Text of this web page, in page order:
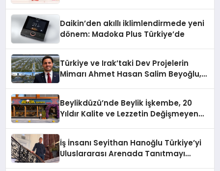
Daikin’den akıllı iklimlendirmede yeni
dönem: Madoka Plus Türkiye’de
Türkiye ve Irak’taki Dev Projelerin
Mimarı Ahmet Hasan Salim Beyoğlu,
Hayata Geçirecek
Beylikdüzü’nde Beylik İşkembe, 20
Yıldır Kalite ve Lezzetin Değişmeyen
İş İnsanı Seyithan Hanoğlu Türkiye’yi
Uluslararası Arenada Tanıtmayı